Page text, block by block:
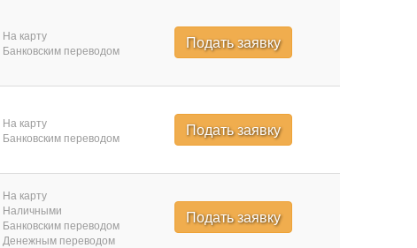
На карту
Банковским переводом
Подать заявку
На карту
Банковским переводом
Подать заявку
На карту
Наличными
Банковским переводом
Денежным переводом
Подать заявку